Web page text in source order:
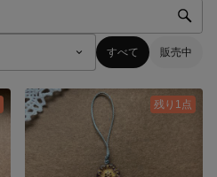
すべて 販売中
残り1点